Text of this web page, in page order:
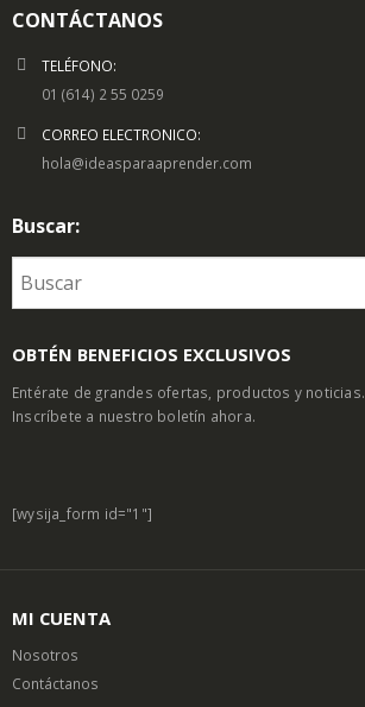
CONTÁCTANOS
TELÉFONO:
01 (614) 2 55 0259
CORREO ELECTRONICO:
hola@ideasparaaprender.com
Buscar:
OBTÉN BENEFICIOS EXCLUSIVOS
Entérate de grandes ofertas, productos y noticias.
Inscríbete a nuestro boletín ahora.
[wysija_form id="1"]
MI CUENTA
Nosotros
Contáctanos